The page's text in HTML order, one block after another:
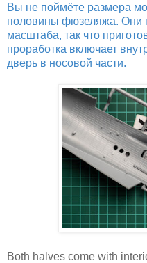
Вы не поймёте размера
половины фюзеляжа. Они
масштаба, так что
проработка включает
дверь в носовой части.
Both halves come with